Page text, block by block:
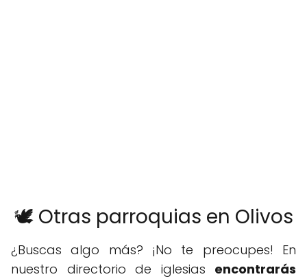
🕊️ Otras parroquias en Olivos
¿Buscas algo más? ¡No te preocupes! En
nuestro directorio de iglesias encontrarás